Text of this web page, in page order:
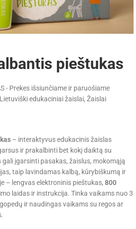
pieštukas
- Prekes išsiunčiame ir paruošiame
Lietuviški edukaciniai žaislai, Žaislai
– interaktyvus edukacinis žaislas
ir prakalbinti bet kokį daiktą su
įgarsinti pasakas, žaislus, mokomąją
taip lavindamas kalbą, kūrybiškumą ir
– lengvas elektroninis pieštukas, 800
laidas ir instrukcija. Tinka vaikams nuo 3
ir naudingas vaikams su regos ar